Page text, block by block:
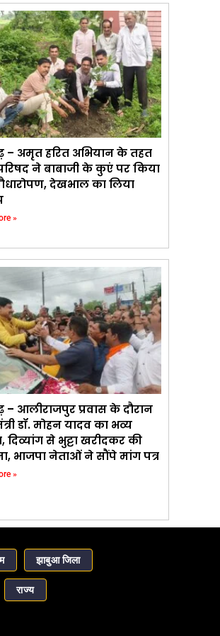
– अमृत हरित अभियान के तहत
ने बाबाजी के कुएं पर किया
देखभाल का लिया
»
– आलीराजपुर प्रवास के दौरान
डॉ. मोहन यादव का भव्य
दिव्यांग से भुट्टा खरीदकर की
भाजपा नेताओं ने सौंपे मांग पत्र
»
झाबुआ जिला
राज्य